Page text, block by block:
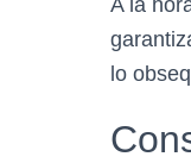
A la
lo